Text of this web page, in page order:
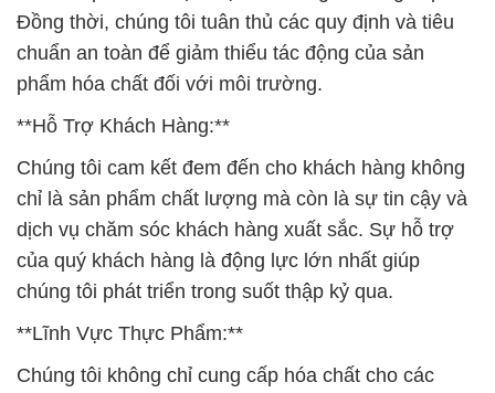
Đồng thời, chúng tôi tuân thủ các quy định và tiêu
chuẩn an toàn để giảm thiểu tác động của sản
phẩm hóa chất đối với môi trường.
**Hỗ Trợ Khách Hàng:**
Chúng tôi cam kết đem đến cho khách hàng không
chỉ là sản phẩm chất lượng mà còn là sự tin cậy và
dịch vụ chăm sóc khách hàng xuất sắc. Sự hỗ trợ
của quý khách hàng là động lực lớn nhất giúp
chúng tôi phát triển trong suốt thập kỷ qua.
**Lĩnh Vực Thực Phẩm:**
Chúng tôi không chỉ cung cấp hóa chất cho các